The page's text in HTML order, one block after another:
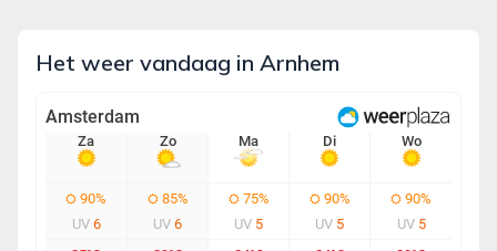
Het weer vandaag in Arnhem